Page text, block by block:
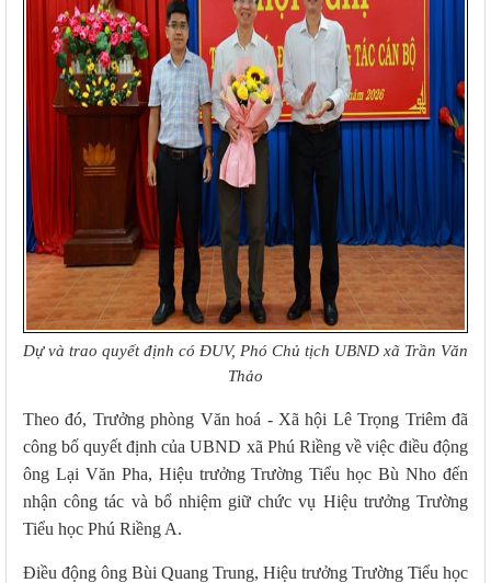
Dự và trao quyết định có ĐUV, Phó Chủ tịch UBND xã Trần Văn
Thảo
Theo đó, Trưởng phòng Văn hoá - Xã hội Lê Trọng Triêm đã
công bố quyết định của UBND xã Phú Riềng về việc điều động
ông Lại Văn Pha, Hiệu trưởng Trường Tiểu học Bù Nho đến
nhận công tác và bổ nhiệm giữ chức vụ Hiệu trưởng Trường
Tiểu học Phú Riềng A.
Điều động ông Bùi Quang Trung, Hiệu trưởng Trường Tiểu học